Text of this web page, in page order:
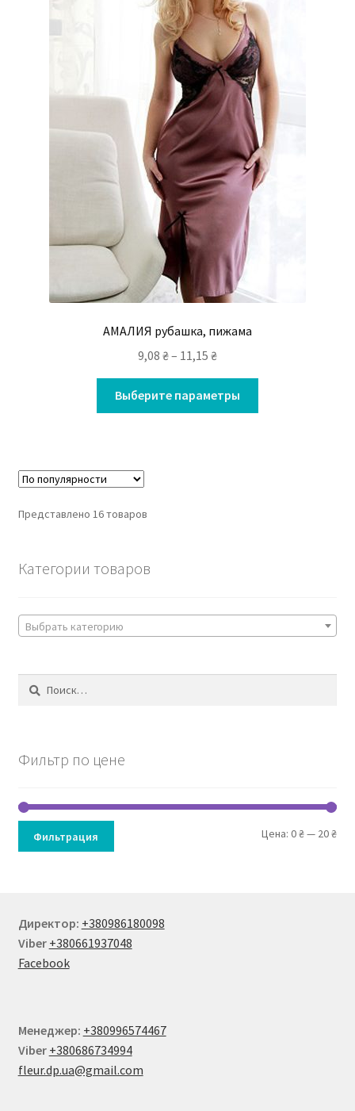
АМАЛИЯ рубашка, пижама
9,08 ₴– 11,15 ₴
Выберите параметры
Представлено 16 товаров
Категории товаров
Выбрать категорию
Найти:
Фильтр по цене
Фильтрация Цена:0 ₴— 20 ₴
Директор: +380986180098
Viber +380661937048
Facebook
Менеджер: +380996574467
Viber +380686734994
fleur.dp.ua@gmail.com